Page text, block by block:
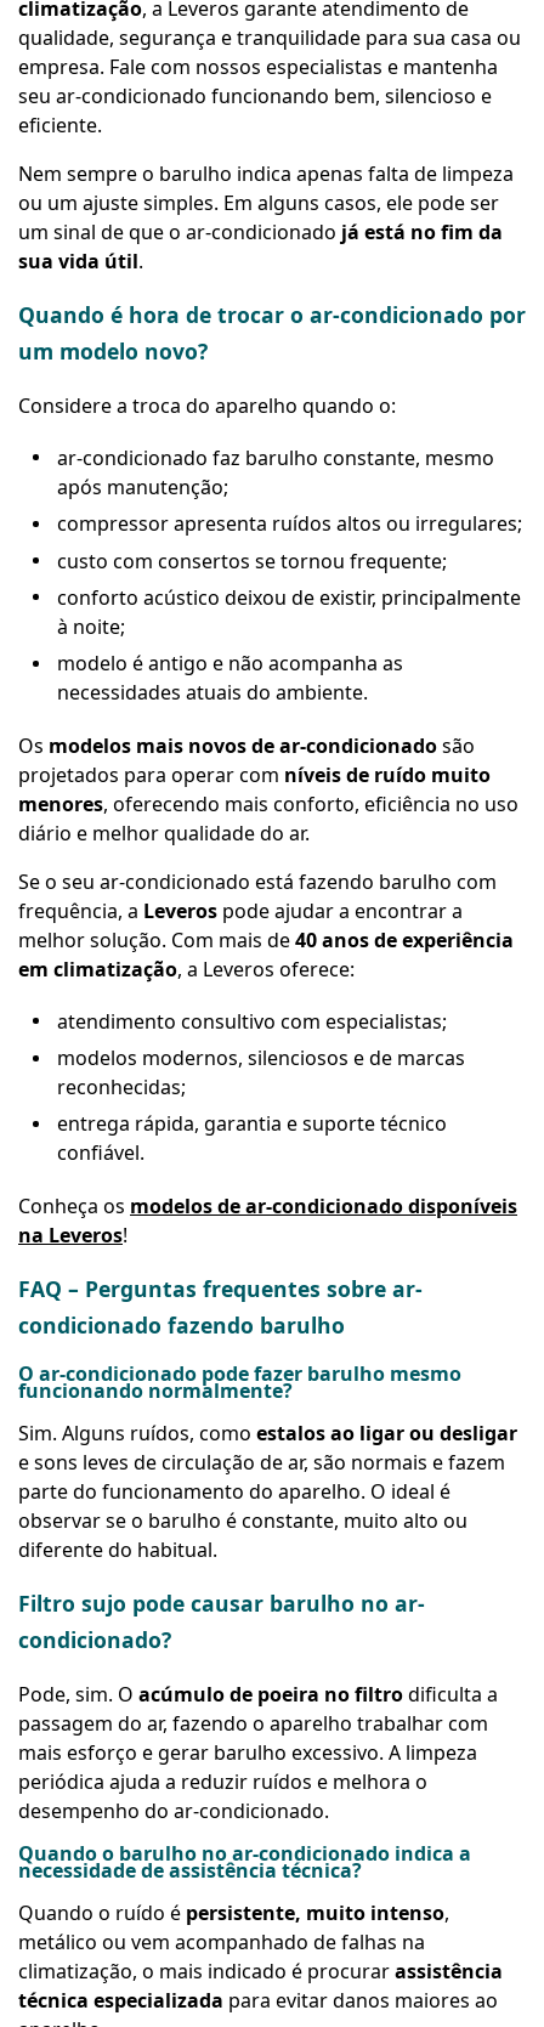
climatização, a Leveros garante atendimento de
qualidade, segurança e tranquilidade para sua casa ou
empresa. Fale com nossos especialistas e mantenha
seu ar-condicionado funcionando bem, silencioso e
eficiente.
Nem sempre o barulho indica apenas falta de limpeza
ou um ajuste simples. Em alguns casos, ele pode ser
um sinal de que o ar-condicionado já está no fim da
sua vida útil.
Quando é hora de trocar o ar-condicionado por
um modelo novo?
Considere a troca do aparelho quando o:
ar-condicionado faz barulho constante, mesmo
após manutenção;
compressor apresenta ruídos altos ou irregulares;
custo com consertos se tornou frequente;
conforto acústico deixou de existir, principalmente
à noite;
modelo é antigo e não acompanha as
necessidades atuais do ambiente.
Os modelos mais novos de ar-condicionadosão
projetados para operar com níveis de ruído muito
menores, oferecendo mais conforto, eficiência no uso
diário e melhor qualidade do ar.
Se o seu ar-condicionado está fazendo barulho com
frequência, a Leveros pode ajudar a encontrar a
melhor solução. Com mais de40 anos de experiência
em climatização, a Leveros oferece:
atendimento consultivo com especialistas;
modelos modernos, silenciosos e de marcas
reconhecidas;
entrega rápida, garantia e suporte técnico
confiável.
Conheça os modelos de ar-condicionado disponíveis
na Leveros!
FAQ – Perguntas frequentes sobre ar-
condicionado fazendo barulho
O ar-condicionado pode fazer barulho mesmo
funcionando normalmente?
Sim. Alguns ruídos, como estalos ao ligar ou desligar
e sons leves de circulação de ar, são normais e fazem
parte do funcionamento do aparelho. O ideal é
observar se o barulho é constante, muito alto ou
diferente do habitual.
Filtro sujo pode causar barulho no ar-
condicionado?
Pode, sim. O acúmulo de poeira no filtrodificulta a
passagem do ar, fazendo o aparelho trabalhar com
mais esforço e gerar barulho excessivo. A limpeza
periódica ajuda a reduzir ruídos e melhora o
desempenho do ar-condicionado.
Quando o barulho no ar-condicionado indica a
necessidade de assistência técnica?
Quando o ruído é persistente, muito intenso,
metálico ou vem acompanhado de falhas na
climatização, o mais indicado é procurarassistência
técnica especializada para evitar danos maiores ao